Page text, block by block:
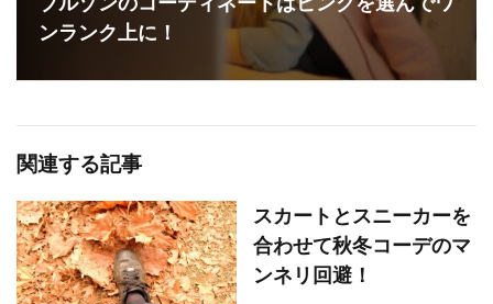
ンランク上に！
関連する記事
スカートとスニーカーを
合わせて秋冬コーデのマ
ンネリ回避！